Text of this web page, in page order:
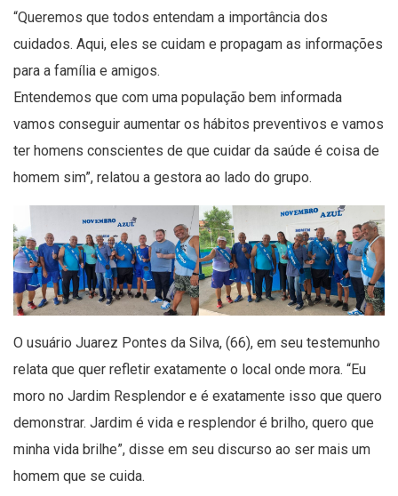
“Queremos que todos entendam a importância dos
cuidados. Aqui, eles se cuidam e propagam as informações
para a família e amigos.
Entendemos que com uma população bem informada
vamos conseguir aumentar os hábitos preventivos e vamos
ter homens conscientes de que cuidar da saúde é coisa de
homem sim”, relatou a gestora ao lado do grupo.
O usuário Juarez Pontes da Silva, (66), em seu testemunho
relata que quer refletir exatamente o local onde mora. “Eu
moro no Jardim Resplendor e é exatamente isso que quero
demonstrar. Jardim é vida e resplendor é brilho, quero que
minha vida brilhe”, disse em seu discurso ao ser mais um
homem que se cuida.